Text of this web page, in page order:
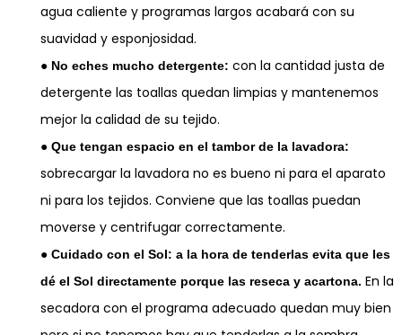
agua caliente y programas largos acabará con su
suavidad y esponjosidad.
● No eches mucho detergente: con la cantidad justa de
detergente las toallas quedan limpias y mantenemos
mejor la calidad de su tejido.
● Que tengan espacio en el tambor de la lavadora:
sobrecargar la lavadora no es bueno ni para el aparato
ni para los tejidos. Conviene que las toallas puedan
moverse y centrifugar correctamente.
● Cuidado con el Sol: a la hora de tenderlas evita que les
dé el Sol directamente porque las reseca y acartona. En la
secadora con el programa adecuado quedan muy bien